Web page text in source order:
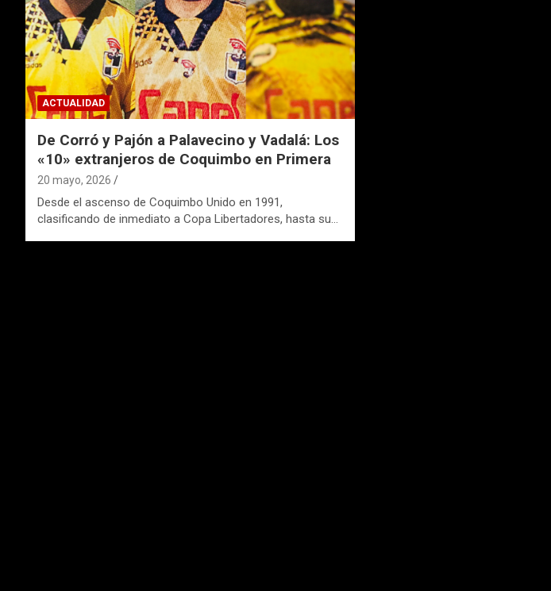
ACTUALIDAD
De Corró y Pajón a Palavecino y Vadalá: Los
«10» extranjeros de Coquimbo en Primera
20 mayo, 2026
Desde el ascenso de Coquimbo Unido en 1991,
clasificando de inmediato a Copa Libertadores, hasta su…